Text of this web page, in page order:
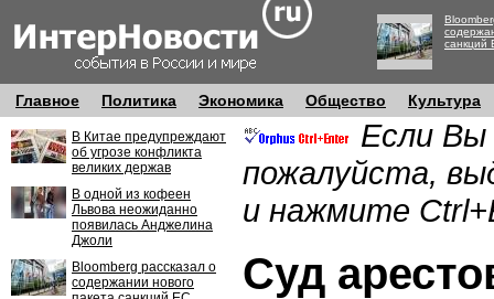
санкций
Главное Политика Экономика Общество Культура
В Китае предупреждают
об угрозе конфликта
великих держав
В одной из кофеен
Львова неожиданно
появилась Анджелина
Джоли
Bloomberg рассказал о
содержании нового
Если Вы
пожалуйста,
и нажмите
Суд